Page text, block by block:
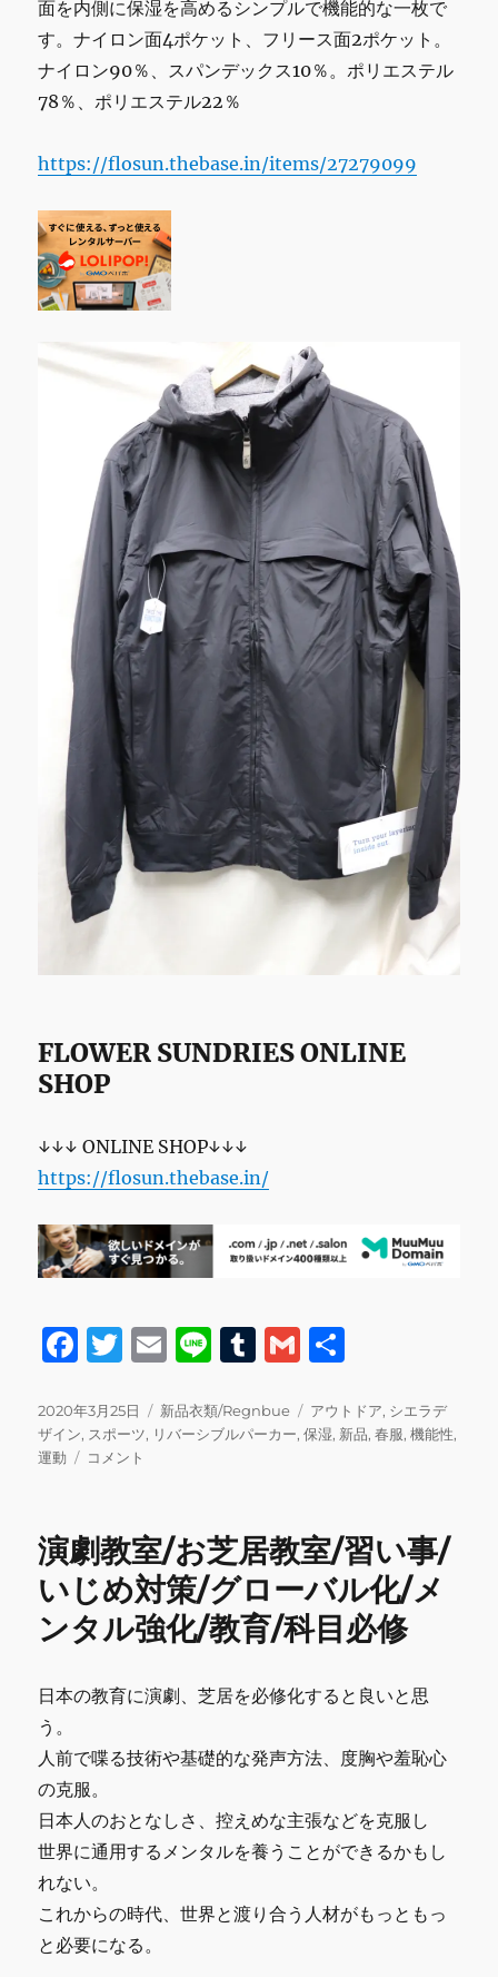
面を内側に保湿を高めるシンプルで機能的な一枚で
す。ナイロン面4ポケット、フリース面2ポケット。
ナイロン90％、スパンデックス10％。ポリエステル
78％、ポリエステル22％
https://flosun.thebase.in/items/27279099
FLOWER SUNDRIES ONLINE
SHOP
↓↓↓ ONLINE SHOP↓↓↓
https://flosun.thebase.in/
F
c
e
o
o
k
T
it
te
E
ai
l
Li
e
T
m
bl
G
ai
l
投
稿
日:
2020年3月25日
カ
テ
新品衣類/Regnbue
タ
グ
アウトドア, シエラデ
ザイン, スポーツ, リバーシブルパーカー,保湿, 新品,春服,機能性,
運動
シ
ザ
ン
リ
バ
シ
パ
ー
ー/
新
品
に
コメント
演劇教室/お芝居教室/習い事/
いじめ対策/グローバル化/メ
ンタル強化/教育/科目必修
日本の教育に演劇、芝居を必修化すると良いと思
う。
人前で喋る技術や基礎的な発声方法、度胸や羞恥心
の克服。
日本人のおとなしさ、控えめな主張などを克服し
世界に通用するメンタルを養うことができるかもし
れない。
これからの時代、世界と渡り合う人材がもっともっ
と必要になる。